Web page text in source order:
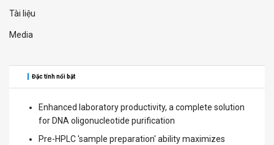
Tài liệu
Media
Đặc tính nổi bật
Enhanced laboratory productivity, a complete solution
for DNA oligonucleotide purification
Pre-HPLC 'sample preparation' ability maximizes